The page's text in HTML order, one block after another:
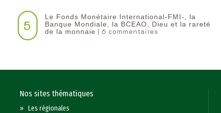
5
Le Fonds Monétaire International-FMI-, la
Banque Mondiale, la BCEAO, Dieu et la rareté
de la monnaie | 6 commentaires
Nos sites thématiques
»Les régionales